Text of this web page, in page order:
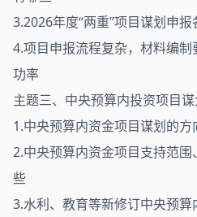
3.2026年度“两重”项目谋划申
4.项目申报流程复杂，材料编
功率
主题三、中央预算内投资项目
1.中央预算内资金项目谋划的
2.中央预算内资金项目支持范
些
3.水利、教育等新修订中央预